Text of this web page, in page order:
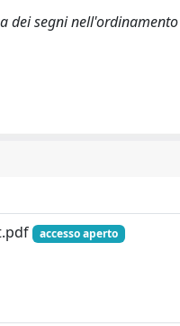
dei segni
accesso aperto